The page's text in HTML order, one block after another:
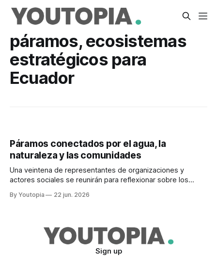
páramos, ecosistemas
estratégicos para
Ecuador
Páramos conectados por el agua, la
naturaleza y las comunidades
Una veintena de representantes de organizaciones y
actores sociales se reunirán para reflexionar sobre los
By Youtopia 22 jun. 2026
Sign up